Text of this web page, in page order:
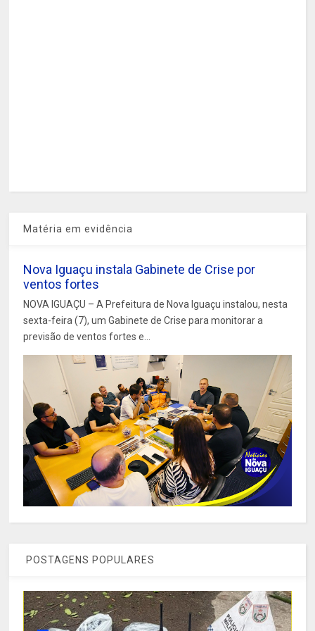
Matéria em evidência
Nova Iguaçu instala Gabinete de Crise por
ventos fortes
NOVA IGUAÇU – A Prefeitura de Nova Iguaçu instalou, nesta
sexta-feira (7), um Gabinete de Crise para monitorar a
previsão de ventos fortes e...
POSTAGENS POPULARES